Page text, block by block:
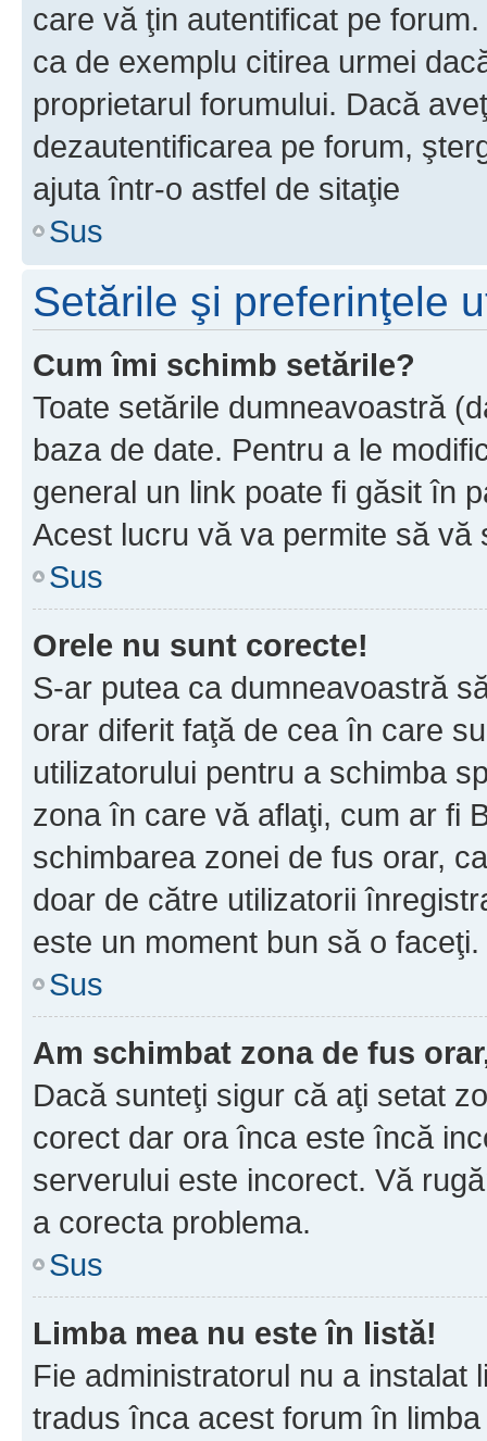
care vă ţin autentificat pe
ca de exemplu citirea urmei
proprietarul forumului. Dacă
dezautentificarea pe forum,
ajuta într-o astfel de sitaţie
Sus
Setările şi preferinţele
Cum îmi schimb setările?
Toate setările dumneavoastră
baza de date. Pentru a le
general un link poate fi găsit în
Acest lucru vă va permite să vă
Sus
Orele nu sunt corecte!
S-ar putea ca dumneavoastră
orar diferit faţă de cea în care
utilizatorului pentru a schimba
zona în care vă aflaţi, cum ar fi
schimbarea zonei de fus orar,
doar de către utilizatorii
este un moment bun să o faceţi.
Sus
Am schimbat zona de fus
Dacă sunteţi sigur că aţi setat
corect dar ora înca este încă
serverului este incorect. Vă
a corecta problema.
Sus
Limba mea nu este în listă!
Fie administratorul nu a instalat
tradus înca acest forum în